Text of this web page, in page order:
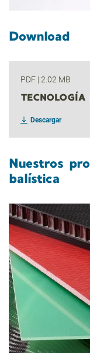
Download
PDF | 2.02 MB
TECNOLOGÍA
Descargar
Nuestros
balística